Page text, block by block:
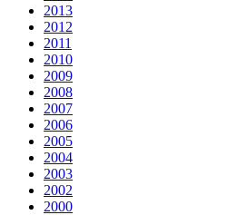
2013
2012
2011
2010
2009
2008
2007
2006
2005
2004
2003
2002
2000